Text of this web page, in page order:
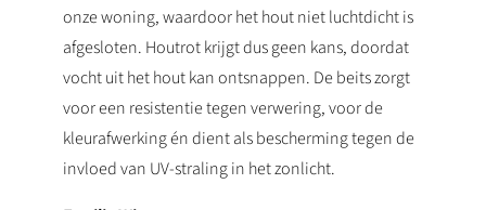
onze woning, waardoor het hout niet luchtdicht is
afgesloten. Houtrot krijgt dus geen kans, doordat
vocht uit het hout kan ontsnappen. De beits zorgt
voor een resistentie tegen verwering, voor de
kleurafwerking én dient als bescherming tegen de
invloed van UV-straling in het zonlicht.